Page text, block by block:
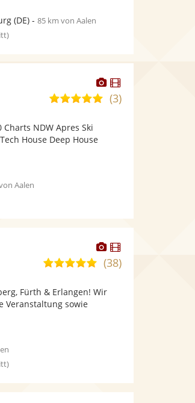
(DE)- 85 km von Aalen
Dieser
Künstler
stellt
Dieser
Künstler
4,8(3)
Charts NDW Apres Ski
House Deep House
Aalen
Dieser
Künstler
stellt
Dieser
Künstler
4,9
5
(38)
Fürth & Erlangen! Wir
Veranstaltung sowie